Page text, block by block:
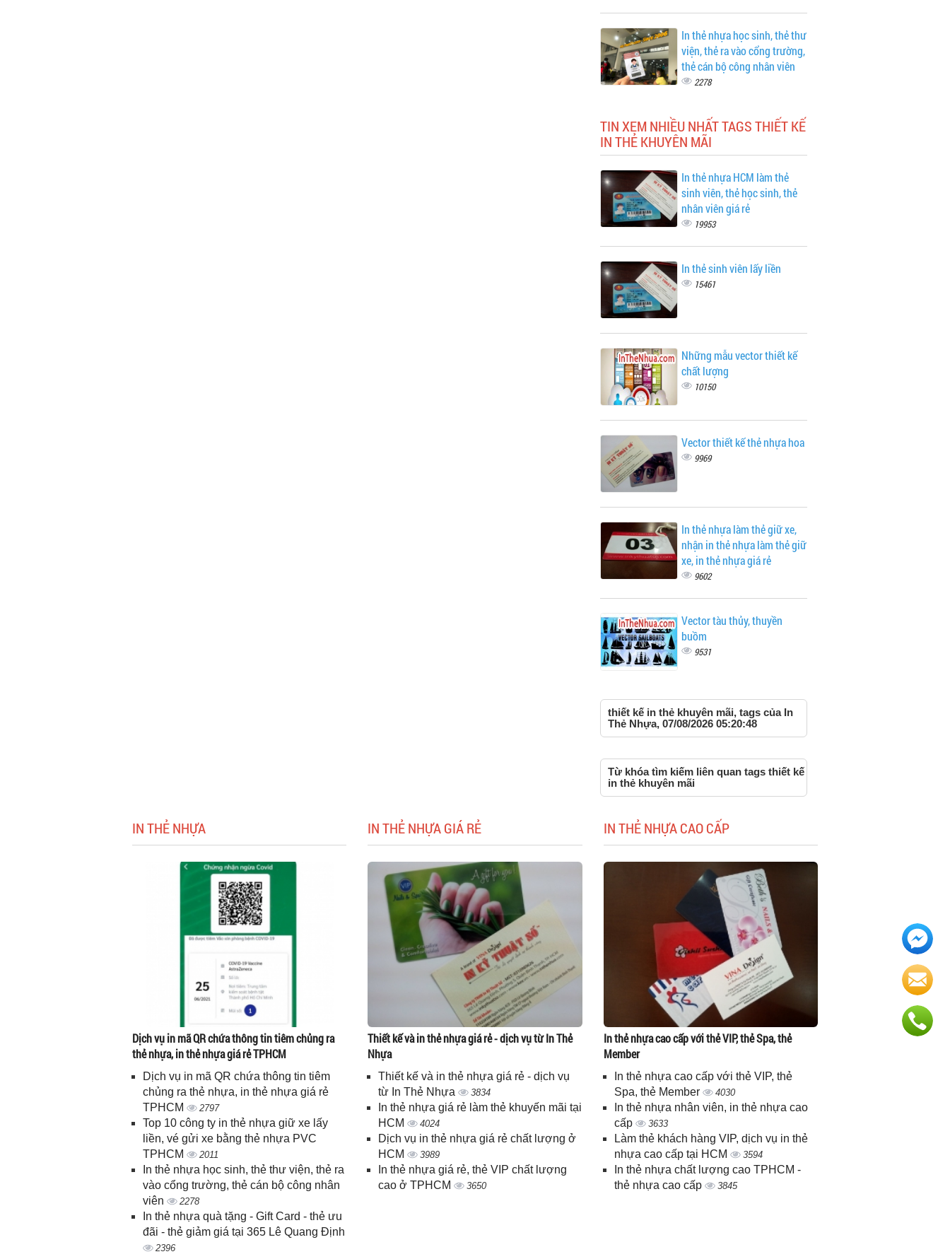
In thẻ nhựa học sinh, thẻ thư
viện, thẻ ra vào cổng trường,
thẻ cán bộ công nhân viên
2278
TIN XEM NHIỀU NHẤT TAGS THIẾT KẾ
IN THẺ KHUYÊN MÃI
In thẻ nhựa HCM làm thẻ
sinh viên, thẻ học sinh, thẻ
nhân viên giá rẻ
19953
In thẻ sinh viên lấy liền
15461
Những mẫu vector thiết kế
chất lượng
10150
Vector thiết kế thẻ nhựa hoa
9969
In thẻ nhựa làm thẻ giữ xe,
nhận in thẻ nhựa làm thẻ giữ
xe, in thẻ nhựa giá rẻ
9602
Vector tàu thủy, thuyền
buồm
9531
thiết kế in thẻ khuyên mãi, tags của In
Thẻ Nhựa, 07/08/2026 05:20:48
Từ khóa tìm kiếm liên quan tags thiết kế
in thẻ khuyên mãi
IN THẺ NHỰA
Dịch vụ in mã QR chứa thông tin tiêm chủng ra
thẻ nhựa, in thẻ nhựa giá rẻ TPHCM
Dịch vụ in mã QR chứa thông tin tiêm
chủng ra thẻ nhựa, in thẻ nhựa giá rẻ
TPHCM
2797
Top 10 công ty in thẻ nhựa giữ xe lấy
liền, vé gửi xe bằng thẻ nhựa PVC
TPHCM
2011
In thẻ nhựa học sinh, thẻ thư viện, thẻ ra
vào cổng trường, thẻ cán bộ công nhân
viên
2278
In thẻ nhựa quà tặng - Gift Card - thẻ ưu
đãi - thẻ giảm giá tại 365 Lê Quang Định
2396
IN THẺ NHỰA GIÁ RẺ
Thiết kế và in thẻ nhựa giá rẻ - dịch vụ từ In Thẻ
Nhựa
Thiết kế và in thẻ nhựa giá rẻ - dịch vụ
từ In Thẻ Nhựa
3834
In thẻ nhựa giá rẻ làm thẻ khuyến mãi tại
HCM
4024
Dịch vụ in thẻ nhựa giá rẻ chất lượng ở
HCM
3989
In thẻ nhựa giá rẻ, thẻ VIP chất lượng
cao ở TPHCM
3650
IN THẺ NHỰA CAO CẤP
In thẻ nhựa cao cấp với thẻ VIP, thẻ Spa, thẻ
Member
In thẻ nhựa cao cấp với thẻ VIP, thẻ
Spa, thẻ Member
4030
In thẻ nhựa nhân viên, in thẻ nhựa cao
cấp
3633
Làm thẻ khách hàng VIP, dịch vụ in thẻ
nhựa cao cấp tại HCM
3594
In thẻ nhựa chất lượng cao TPHCM -
thẻ nhựa cao cấp
3845